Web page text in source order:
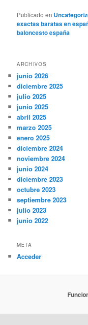
Publicado en
exactas baratas en
baloncesto españa
ARCHIVOS
junio 2026
diciembre 2025
julio 2025
junio 2025
abril 2025
marzo 2025
enero 2025
diciembre 2024
noviembre 2024
junio 2024
diciembre 2023
octubre 2023
septiembre 2023
julio 2023
junio 2022
META
Acceder